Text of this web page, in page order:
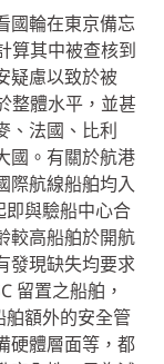
國輪在東京備忘
算其中被查核到
疑慮以致於被
整體水平，並甚
、法國、比利
國。有關於航港
際航線船舶均入
即與驗船中心合
較高船舶於開航
發現缺失均要求
留置之船舶，
舶額外的安全管
硬體層面等，都